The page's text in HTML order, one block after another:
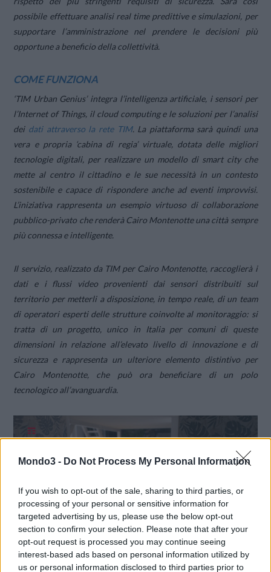
Mondo3 - Do Not Process My Personal Information
If you wish to opt-out of the sale, sharing to third parties, or
processing of your personal or sensitive information for
targeted advertising by us, please use the below opt-out
section to confirm your selection. Please note that after your
opt-out request is processed you may continue seeing
interest-based ads based on personal information utilized by
us or personal information disclosed to third parties prior to
possibile effettuare analisi real time predittive e simulazioni, per
supportare l’amministrazione nel prendere le decisioni più
opportune a beneficio della collettività.
COME FUNZIONA
‘TIM Urban Genius’ integra l’intelligenza artificiale, i sensori per
l’Internet of Things, il cloud computing e le soluzioni per l’analisi
dei dati attraverso la rete TIM. La piattaforma sarà quindi una
vera e propria ‘cabina di regia’ virtuale, dotata delle migliori
tecnologie digitali, per realizzare un modello di smart city che
mette al centro il cittadino e le sue necessità in un contesto
sostenibile e capace di rispondere anche ad eventi improvvisi.
L’iniziativa rappresenta un esempio virtuoso di collaborazione
pubblico-privato che renderà Cairo Montenotte una città sempre
più connessa e intelligente.
Il servizio, realizzato da TIM per Cairo Montenotte, raccoglierà i
dati e i flussi video provenienti dai sensori distribuiti sul
territorio per metterli a disposizione, in tempo reale, di un team
di operatori esperti delle strutture coinvolte al monitoraggio: si
tratta di un progetto, unico in Italia per comuni di queste
dimensioni in relazione all’elevato livello di innovazione e di
sicurezza e rappresenta un ulteriore elemento distintivo per
Cairo Montenotte, che può ora beneficiare di un polo
tecnologico all’avanguardia.